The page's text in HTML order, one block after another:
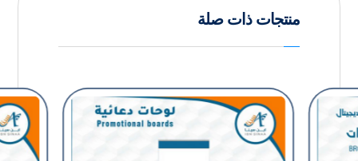
منتجات ذات صلة